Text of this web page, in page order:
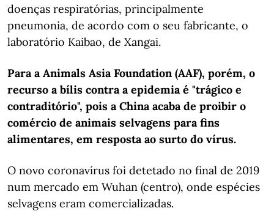
doenças respiratórias, principalmente
pneumonia, de acordo com o seu fabricante, o
laboratório Kaibao, de Xangai.
Para a Animals Asia Foundation (AAF), porém, o
recurso a bílis contra a epidemia é "trágico e
contraditório", pois a China acaba de proibir o
comércio de animais selvagens para fins
alimentares, em resposta ao surto do vírus.
O novo coronavírus foi detetado no final de 2019
num mercado em Wuhan (centro), onde espécies
selvagens eram comercializadas.